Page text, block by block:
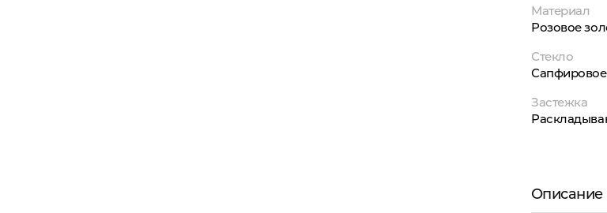
Материал
Розовое
Стекло
Сапфировое
Застежка
Описание